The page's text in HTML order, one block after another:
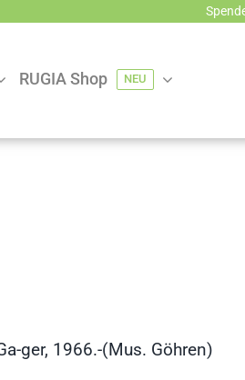
RUGIA Shop NEU
ger, 1966.-(Mus. Göhren)